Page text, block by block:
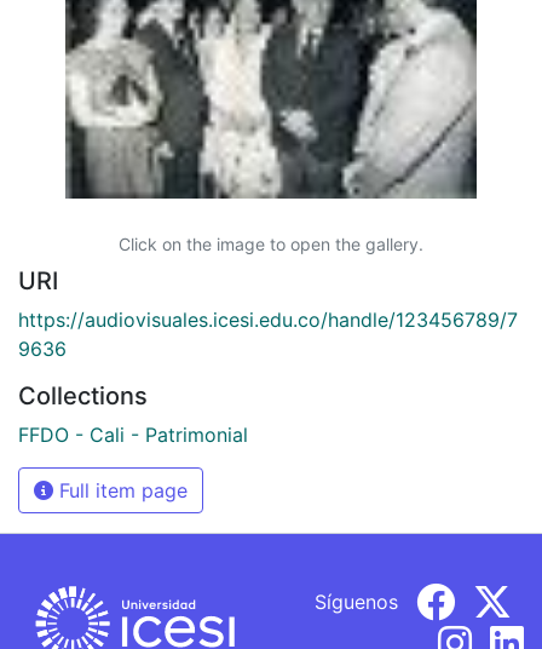
Click on the image to open the gallery.
URI
https://audiovisuales.icesi.edu.co/handle/123456789/7
9636
Collections
FFDO - Cali - Patrimonial
Full item page
Síguenos